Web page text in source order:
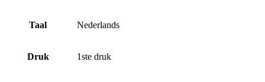
Taal Nederlands
Druk 1ste druk